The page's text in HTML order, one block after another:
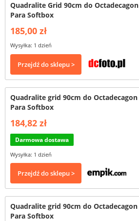
Quadralite Grid 90cm do Octadecagon
Para Softbox
185,00 zł
Wysyłka: 1 dzień
Przejdź do sklepu >
Quadralite grid 90cm do Octadecagon
Para Softbox
184,82 zł
Darmowa dostawa
Wysyłka: 1 dzień
Przejdź do sklepu >
Quadralite grid 90cm do Octadecagon
Para Softbox